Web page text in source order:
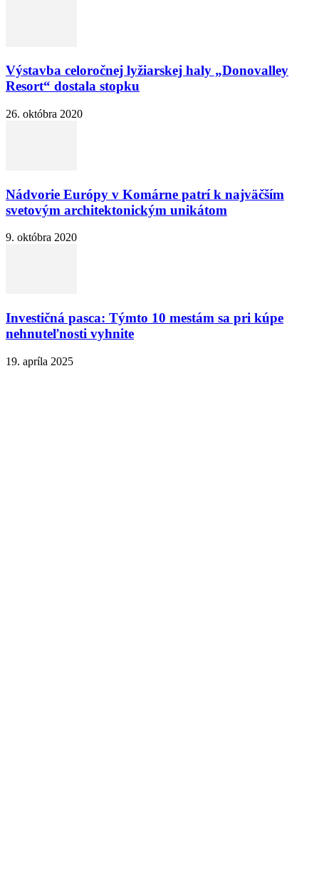
Výstavba celoročnej lyžiarskej haly „Donovalley
Resort“ dostala stopku
26. októbra 2020
Nádvorie Európy v Komárne patrí k najväčším
svetovým architektonickým unikátom
9. októbra 2020
Investičná pasca: Týmto 10 mestám sa pri kúpe
nehnuteľnosti vyhnite
19. apríla 2025